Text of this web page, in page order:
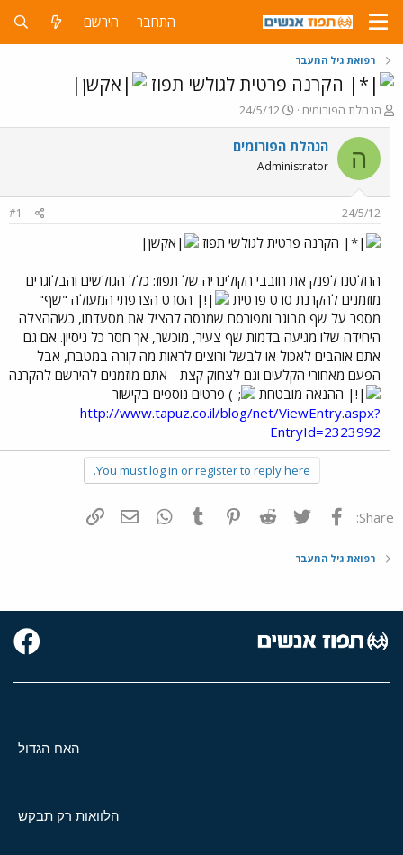
התחבר הירשם
רפואת גיל המעבר
הקרנה פרטית לגולשי תפוז
פ
ו
ת
ח
ה
ש
א
הנהלת הפורומים
פ
ו
ר
ם
ר
24/5/12
ה הנהלת הפורומים
Administrator
24/5/12
#1
הקרנה פרטית לגולשי תפוז
החלטנו לפנק את חובבי הקולינריה של תפוז: כלל הגולשים והבלוגרים
מוזמנים להקרנת סרט פרטית
הסרט הצרפתי המעולה "שף"
מספר על שף מבוגר ומפורסם שמנסה להציל את מסעדתו, כשההצלה
היחידה שלו מגיעה בדמות שף צעיר, מוכשר, אך חסר כל ניסיון. אם גם
אתם אוהבים לאכול או לבשל ורוצים לראות מה קורה במטבח, אבל
הפעם מאחורי הקלעים וגם לצחוק קצת - אתם מוזמנים להירשם להקרנה
ההנאה מובטחת
פרטים נוספים בקישור -
http://www.tapuz.co.il/blog/net/ViewEntry.aspx?
EntryId=2323992
You must log in or register to reply here.
Share: פייסבוק Twitter
Reddit
Pinterest
Tumblr
WhatsAppדואר אלקטרוני
רפואת גיל המעבר
האח הגדול
הלוואות רק תבקש